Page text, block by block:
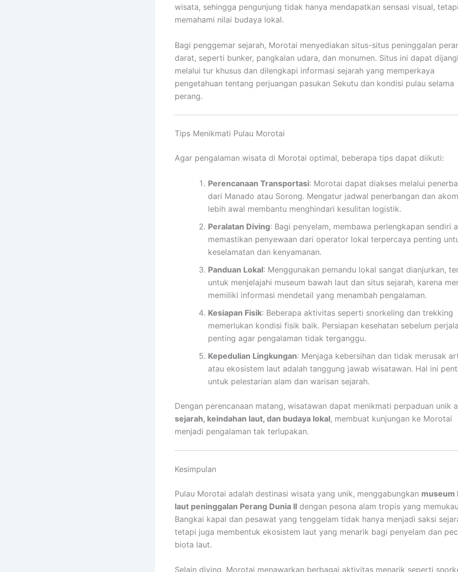
wisata, sehingga pengunjung tidak hanya mendapatkan sensasi visual,
memahami nilai budaya lokal.
Bagi penggemar sejarah, Morotai menyediakan situs-situs peninggalan
darat, seperti bunker, pangkalan udara, dan monumen. Situs ini dapat
melalui tur khusus dan dilengkapi informasi sejarah yang memperkaya
pengetahuan tentang perjuangan pasukan Sekutu dan kondisi pulau selama
perang.
Tips Menikmati Pulau Morotai
Agar pengalaman wisata di Morotai optimal, beberapa tips dapat diikuti:
Perencanaan Transportasi: Morotai dapat diakses melalui
dari Manado atau Sorong. Mengatur jadwal penerbangan dan
lebih awal membantu menghindari kesulitan logistik.
Peralatan Diving: Bagi penyelam, membawa perlengkapan sendiri
memastikan penyewaan dari operator lokal terpercaya penting
keselamatan dan kenyamanan.
Panduan Lokal: Menggunakan pemandu lokal sangat dianjurkan,
untuk menjelajahi museum bawah laut dan situs sejarah, karena
memiliki informasi mendetail yang menambah pengalaman.
Kesiapan Fisik: Beberapa aktivitas seperti snorkeling dan trekking
memerlukan kondisi fisik baik. Persiapan kesehatan sebelum
penting agar pengalaman tidak terganggu.
Kepedulian Lingkungan: Menjaga kebersihan dan tidak merusak
atau ekosistem laut adalah tanggung jawab wisatawan. Hal ini
untuk pelestarian alam dan warisan sejarah.
Dengan perencanaan matang, wisatawan dapat menikmati perpaduan unik
sejarah, keindahan laut, dan budaya lokal, membuat kunjungan ke Morotai
menjadi pengalaman tak terlupakan.
Kesimpulan
Pulau Morotai adalah destinasi wisata yang unik, menggabungkan museum
laut peninggalan Perang Dunia II dengan pesona alam tropis yang
Bangkai kapal dan pesawat yang tenggelam tidak hanya menjadi saksi
tetapi juga membentuk ekosistem laut yang menarik bagi penyelam dan
biota laut.
Selain diving, Morotai menawarkan berbagai aktivitas menarik seperti